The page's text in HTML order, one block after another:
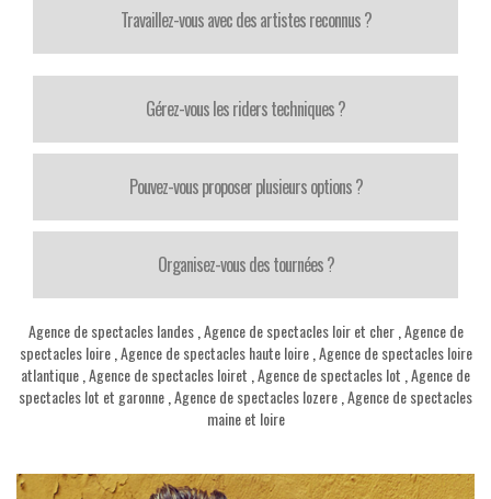
Travaillez-vous avec des artistes reconnus ?
Gérez-vous les riders techniques ?
Pouvez-vous proposer plusieurs options ?
Organisez-vous des tournées ?
Agence de spectacles landes, Agence de spectacles loir et cher, Agence de
spectacles loire, Agence de spectacles haute loire, Agence de spectacles loire
atlantique Agence de spectacles loiret Agence de spectacles lot Agence de
spectacles lot et garonne Agence de spectacles lozere Agence de spectacles
maine et loire